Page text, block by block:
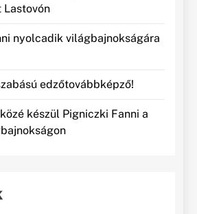
Lastovón
nyolcadik világbajnokságára
edzőtovábbképző!
készül Pigniczki Fanni a